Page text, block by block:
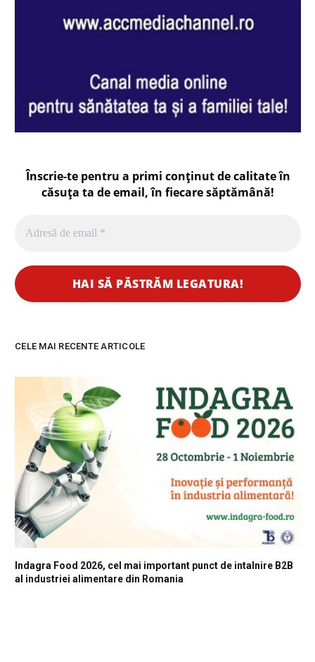
Înscrie-te pentru a primi conținut de calitate în
căsuța ta de email, în fiecaresăptămână!
CELE MAI RECENTE ARTICOLE
Indagra Food 2026, cel mai important punct de intalnire B2B
al industriei alimentare din Romania